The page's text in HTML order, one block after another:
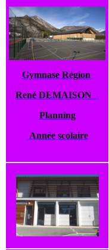
Gymnase Région
René DEMAISON
Planning
Année scolaire